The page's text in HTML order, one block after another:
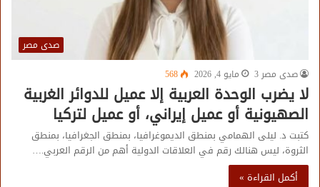
صدى مصر
صدى مصر 3
مايو 4, 2026 568
لا يضرب الوحدة العربية إلا عميل للدوائر الغربية
الصهيونية أو عميل إيراني، أو عميل لتركيا
كتبت د. ليلى الهمامي بمنطق الديموغرافيا، بمنطق الجغرافيا، بمنطق
الثروة، ليس هنالك رقم في العلاقات الدولية أهم من الرقم العربي.…
أكمل القراءة »